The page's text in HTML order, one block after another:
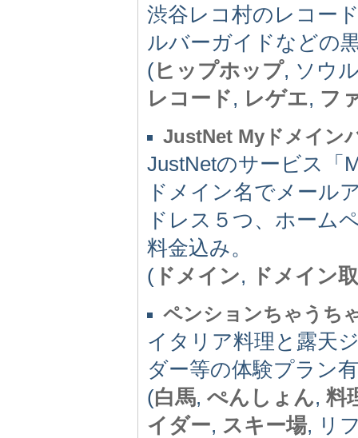
渋谷レコ村のレコー
ルバーガイドなどの
(ヒップホップ, ソウ
レコード, レゲエ, フ
JustNet Myドメイン
JustNetのサービス「
ドメイン名でメール
ドレス５つ、ホーム
料金込み。
( ドメイン, ドメイン
ペンションちゃうち
イタリア料理と露天
ダー等の体験プラン
(白馬, ぺんしょん, 料
イダー, スキー場, リ